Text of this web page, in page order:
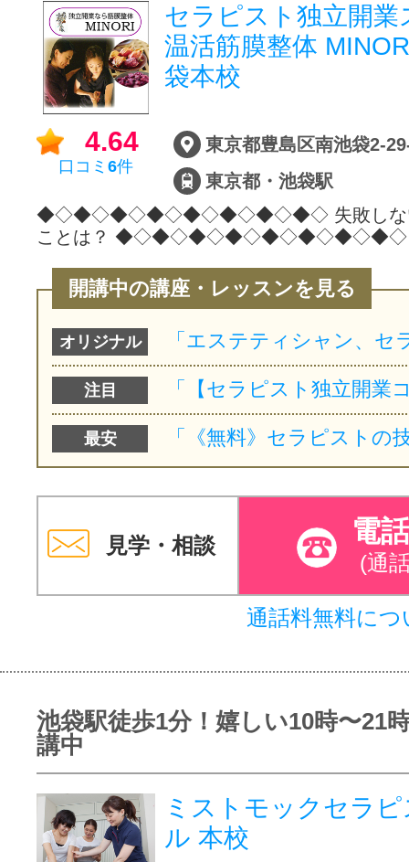
セラピスト独立開
温活筋膜整体
袋本校
4.64
口コミ 6件
東京都・池袋駅
◆◇◆◇◆◇◆◇◆◇◆◇◆◇◆◇ 失敗しない
ことは？
開講中の講座・レッスンを見る
オリジナル
注目
最安
見学・相談 電
(通
通話料無料につ
池袋駅徒歩1分！嬉しい10時〜21
講中
ミストモックセラ
ル 本校